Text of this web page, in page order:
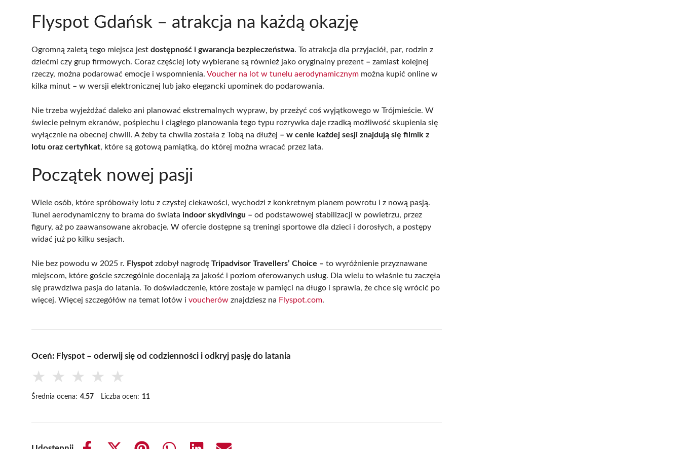
Flyspot Gdańsk – atrakcja na każdą okazję
Ogromną zaletą tego miejsca jest dostępność i gwarancja bezpieczeństwa. To atrakcja dla przyjaciół, par, rodzin z
dziećmi czy grup firmowych. Coraz częściej loty wybierane są również jako oryginalny prezent – zamiast kolejnej
rzeczy, można podarować emocje i wspomnienia. Voucher na lot w tunelu aerodynamicznym można kupić online w
kilka minut – w wersji elektronicznej lub jako elegancki upominek do podarowania.
Nie trzeba wyjeżdżać daleko ani planować ekstremalnych wypraw, by przeżyć coś wyjątkowego w Trójmieście. W
świecie pełnym ekranów, pośpiechu i ciągłego planowania tego typu rozrywka daje rzadką możliwość skupienia się
wyłącznie na obecnej chwili. A żeby ta chwila została z Tobą na dłużej – w cenie każdej sesji znajdują się filmik z
lotu oraz certyfikat, które są gotową pamiątką, do której można wracać przez lata.
Początek nowej pasji
Wiele osób, które spróbowały lotu z czystej ciekawości, wychodzi z konkretnym planem powrotu i z nową pasją.
Tunel aerodynamiczny to brama do świata indoor skydivingu – od podstawowej stabilizacji w powietrzu, przez
figury, aż po zaawansowane akrobacje. W ofercie dostępne są treningi sportowe dla dzieci i dorosłych, a postępy
widać już po kilku sesjach.
Nie bez powodu w 2025 r. Flyspot zdobył nagrodę Tripadvisor Travellers’ Choice – to wyróżnienie przyznawane
miejscom, które goście szczególnie doceniają za jakość i poziom oferowanych usług. Dla wielu to właśnie tu zaczęła
się prawdziwa pasja do latania. To doświadczenie, które zostaje w pamięci na długo i sprawia, że chce się wrócić po
więcej. Więcej szczegółów na temat lotów i voucherów znajdziesz na Flyspot.com.
Oceń: Flyspot – oderwij się od codzienności i odkryj pasję do latania
★ ★ ★ ★ ★
Średnia ocena: 4.57 Liczba ocen: 11